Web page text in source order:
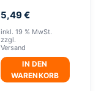
5,49€
inkl. 19 % MwSt.
zzgl.
Versand
IN DEN
WARENKORB